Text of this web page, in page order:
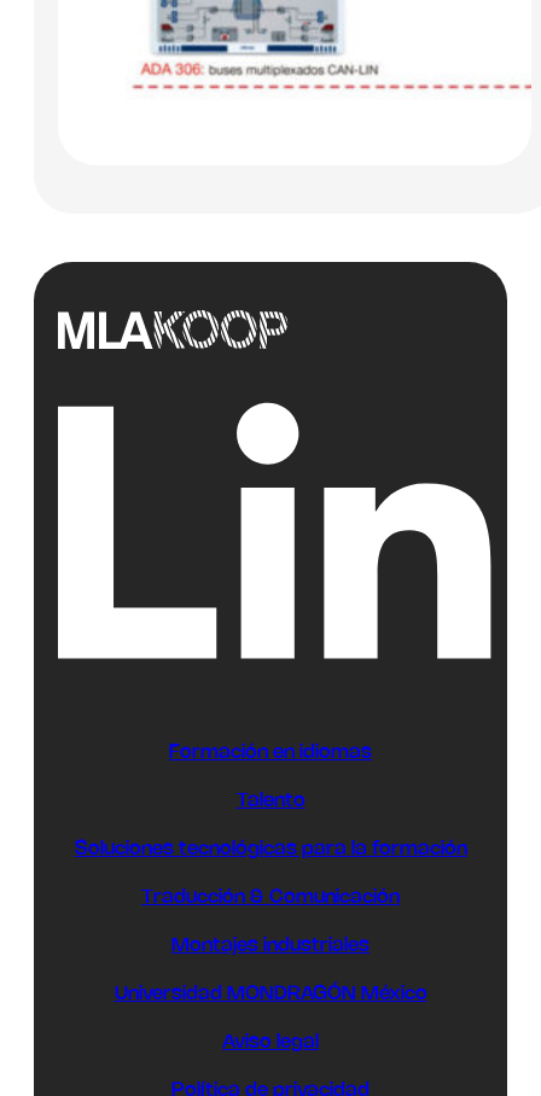
Formación en idiomas
Talento
Soluciones tecnológicas para la formación
Traducción & Comunicación
Montajes industriales
Universidad MONDRAGÓN México
Aviso legal
Política de privacidad